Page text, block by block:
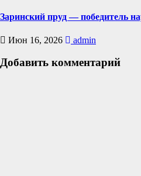
Заринский пруд — победитель
Июн 16, 2026 admin
Добавить комментарий